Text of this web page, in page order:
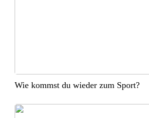
Wie kommst du wieder zum Sport?